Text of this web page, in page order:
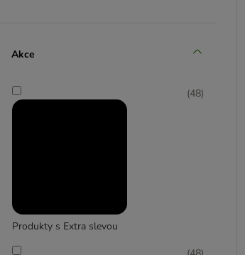
Akce
Produkty s Extra slevou
(48)